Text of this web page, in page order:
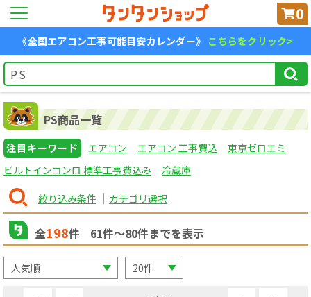
0
《全国エアコン工事可能目安カレンダー》 こちらをクリック>
PS商品一覧
注目キーワード エアコン エアコン 工事費込
東京ゼロエミ
ビルトインコンロ 標準工事費込み
冷蔵庫
絞り込み条件 カテゴリ選択
全198件 61件〜80件までを表示